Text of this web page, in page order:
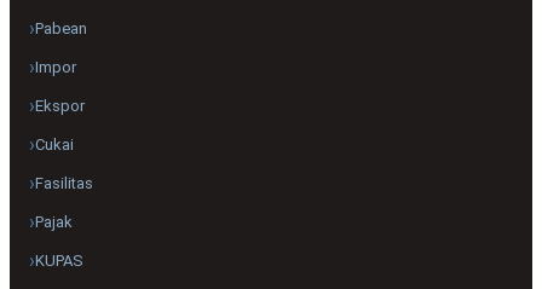
Pabean
Impor
Ekspor
Cukai
Fasilitas
Pajak
KUPAS